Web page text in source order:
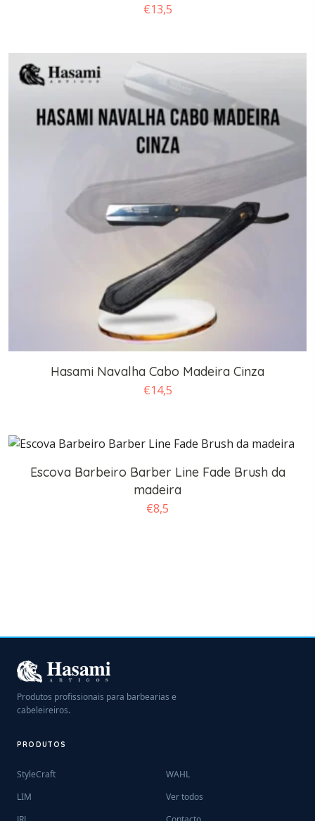
€13,5
Hasami Navalha Cabo Madeira Cinza
€14,5
Escova Barbeiro Barber Line Fade Brush da
madeira
€8,5
Produtos profissionais para barbearias e
cabeleireiros.
PRODUTOS
StyleCraft
LIM
WAHL
Ver todos